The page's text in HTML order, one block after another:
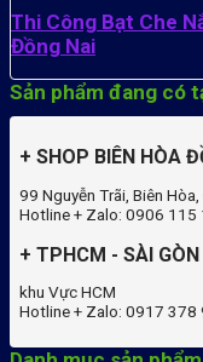
Thi Công Bạt Che
Đồng Nai
Sản phẩm đang có
+ SHOP BIÊN HÒA
99 Nguyễn Trãi, Biên
Hotline + Zalo: 0906 115
+ TPHCM - SÀI GÒN
khu Vực HCM
Hotline + Zalo: 0917 378